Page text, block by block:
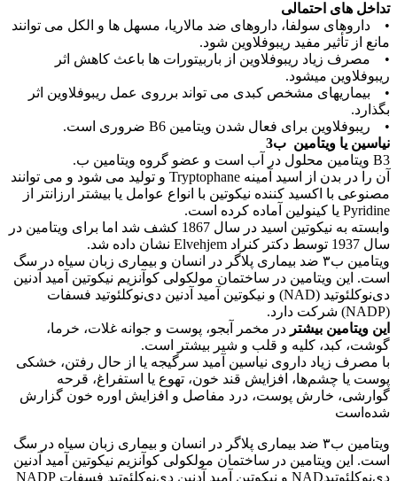
تداخل های احتمالی
• داروهای سولفا، داروهای ضد مالاریا، مسهل ها و الکل می توانند
مانع از تأثیر مفید ریبوفلاوین شود.
• مصرف زیاد ریبوفلاوین از باربیتورات ها باعث کاهش اثر
ریبوفلاوین میشود.
• بیماریهای مشخص کبدی می تواند برروی عمل ریبوفلاوین اثر
بگذارد.
• ریبوفلاوین برای فعال شدن ویتامین B6 ضروری است.
نیاسین یا ویتامین ب3
B3 ویتامین محلول در آب است و عضو گروه ویتامین ب.
آن را در بدن از اسید آمینه Tryptophane و تولید می شود و می توانند
مصنوعی با اکسید کننده نیکوتین با انواع عوامل یا بیشتر ارزانتر از
Pyridine یا کینولین آماده کرده است.
وابسته به نیکوتین اسید در سال 1867 کشف شد اما برای ویتامین در
سال 1937 توسط دکتر کنراد Elvehjem نشان داده شد.
ویتامین ب۳ ضد بیماری پلاگر در انسان و بیماری زبان سیاه در سگ
است. این ویتامین در ساختمان مولکولی کوآنزیم نیکوتین آمید آدنین
دی‌نوکلئوتید (NAD) و نیکوتین آمید آدنین دی‌نوکلئوتید فسفات
(NADP) شرکت دارد.
این ویتامین بیشتر در مخمر آبجو، پوست و جوانه غلات، خرما،
گوشت، کبد، کلیه و قلب و شیر بیشتر است.
با مصرف زیاد داروی نیاسین آمید سرگیجه یا از حال رفتن، خشکی
پوست یا چشم‌ها، افزایش قند خون، تهوع یا استفراغ، قرحه
گوارشی، خارش پوست، درد مفاصل و افزایش اوره خون گزارش
شده‌است
ویتامین ب۳ ضد بیماری پلاگر در انسان و بیماری زبان سیاه در سگ
است. این ویتامین در ساختمان مولکولی کوآنزیم نیکوتین آمید آدنین
دی‌نوکلئوتیدNAD و نیکوتین آمید آدنین دی‌نوکلئوتید فسفات NADP